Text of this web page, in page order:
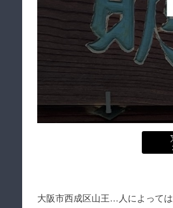
大阪市西成区山王…人によって